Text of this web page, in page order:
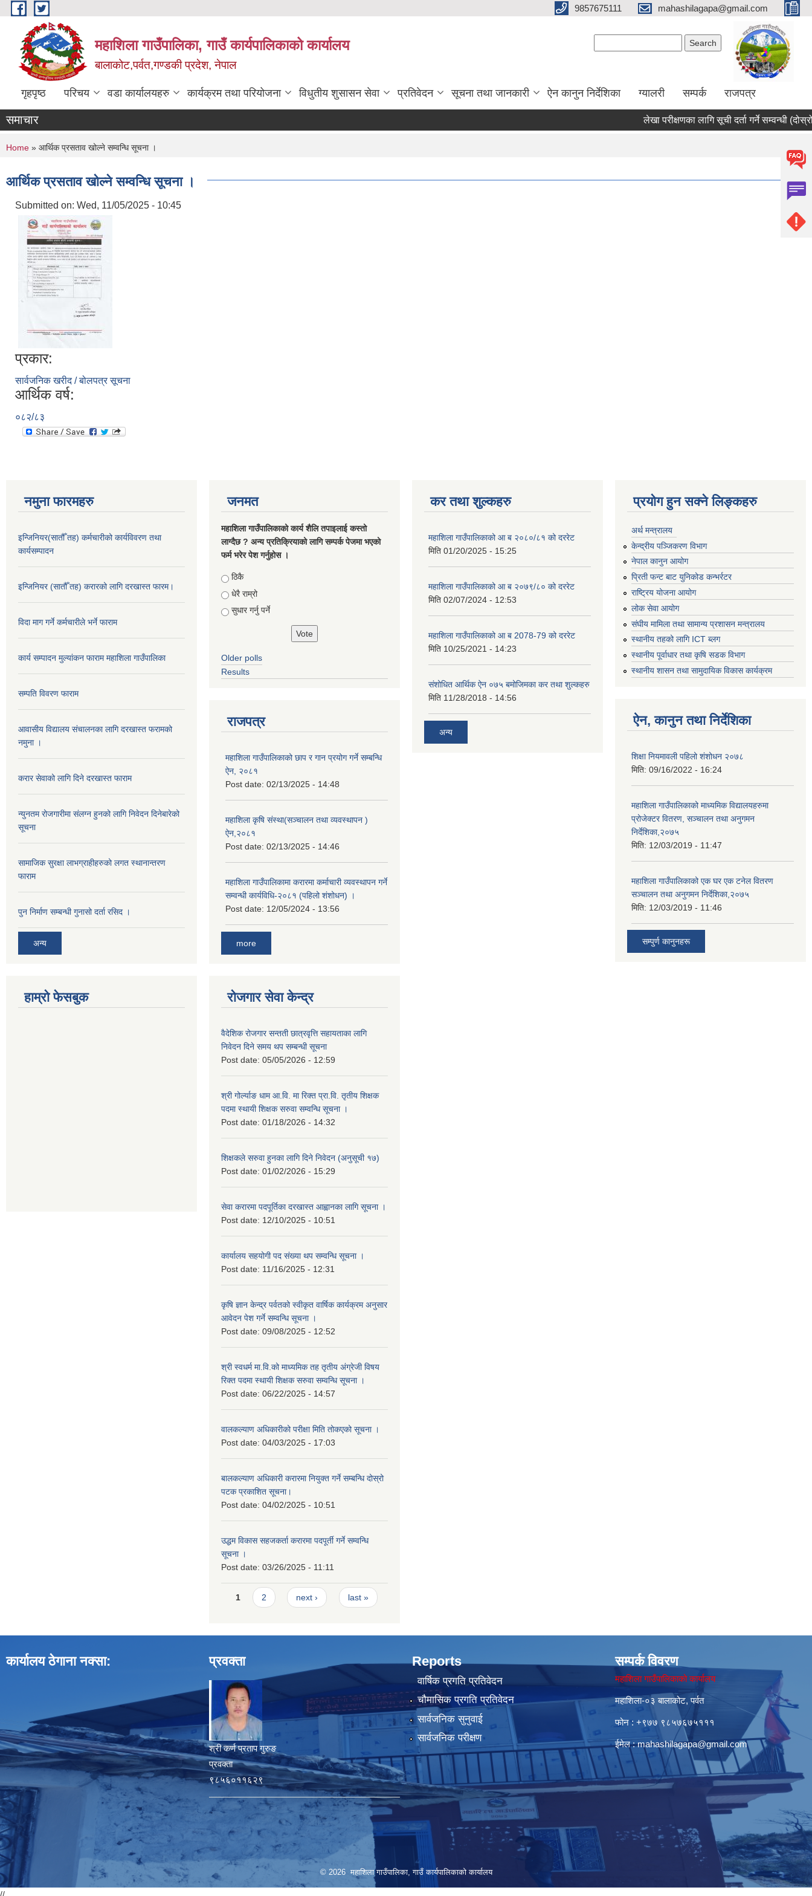
Skip to main content 9857675111 mahashilagapa@gmail.com
महाशिला गाउँपालिका, गाउँ कार्यपालिकाको कार्यालय
बालाकोट,पर्वत,गण्डकी प्रदेश, नेपाल
गृहपृष्ठ परिचय वडा कार्यालयहरु कार्यक्रम तथा परियोजना विधुतीय शुसासन सेवा प्रतिवेदन सूचना तथा जानकारी ऐन कानुन निर्देशिका ग्यालरी सम्पर्क राजपत्र
समाचार लेखा परीक्षणका लागि सूची दर्ता गर्ने सम्वन्धी (दोस्रो
You are here
Home » आर्थिक प्रसताव खोल्ने सम्वन्धि सूचना ।
आर्थिक प्रसताव खोल्ने सम्वन्धि सूचना ।
Submitted on: Wed, 11/05/2025 - 10:45
प्रकार:
सार्वजनिक खरीद / बोलपत्र सूचना
आर्थिक वर्ष:
०८२/८३
नमुना फारमहरु
इन्जिनियर(सातौँ तह) कर्मचारीको कार्यविवरण तथा
कार्यसम्पादन
इन्जिनियर (सातौँ तह) करारको लागि दरखास्त फारम।
विदा माग गर्ने कर्मचारीले भर्ने फाराम
कार्य सम्पादन मुल्यांकन फाराम महाशिला गाउँपालिका
सम्पति विवरण फाराम
आवासीय विद्यालय संचालनका लागि दरखास्त फरामको
नमुना ।
करार सेवाको लागि दिने दरखास्त फाराम
न्युनतम रोजगारीमा संलग्न हुनको लागि निवेदन दिनेबारेको
सूचना
सामाजिक सुरक्षा लाभग्राहीहरुको लगत स्थानान्तरण
फाराम
पुन निर्माण सम्बन्धी गुनासो दर्ता रसिद ।
अन्य
जनमत
महाशिला गाउँपालिकाको कार्य शैलि तपाइलाई कस्तो
लाग्दैछ ? अन्य प्रतिक्रियाको लागि सम्पर्क पेजमा भएको
फर्म भरेर पेश गर्नुहोस ।
Choices
ठिकै
धेरै राम्रो
सुधार गर्नु पर्ने
Older polls
Results
राजपत्र
महाशिला गाउँपालिकाको छाप र गान प्रयोग गर्ने सम्बन्धि
ऐन, २०८१
Post date: 02/13/2025 - 14:48
महाशिला कृषि संस्था(सञ्चालन तथा व्यवस्थापन )
ऐन,२०८१
Post date: 02/13/2025 - 14:46
महाशिला गाउँपालिकामा करारमा कर्माचारी व्यवस्थापन गर्ने
सम्वन्धी कार्यविधि-२०८१ (पहिलो शंशोधन) ।
Post date: 12/05/2024 - 13:56
more
कर तथा शुल्कहरु
महाशिला गाउँपालिकाको आ ब २०८०/८१ को दररेट
मिति 01/20/2025 - 15:25
महाशिला गाउँपालिकाको आ ब २०७९/८० को दररेट
मिति 02/07/2024 - 12:53
महाशिला गाउँपालिकाको आ ब 2078-79 को दररेट
मिति 10/25/2021 - 14:23
संशोधित आर्थिक ऐन ०७५ बमोजिमका कर तथा शुल्कहरु
मिति 11/28/2018 - 14:56
अन्य
प्रयोग हुन सक्ने लिङ्कहरु
अर्थ मन्त्रालय
केन्द्रीय पञ्जिकरण विभाग
नेपाल कानुन आयोग
प्रिती फन्ट बाट युनिकोड कन्भर्रटर
राष्ट्रिय योजना आयोग
लोक सेवा आयोग
संघीय मामिला तथा सामान्य प्रशासन मन्त्रालय
स्थानीय तहको लागि ICT ब्लग
स्थानीय पूर्वाधार तथा कृषि सडक विभाग
स्थानीय शासन तथा सामुदायिक विकास कार्यक्रम
ऐन, कानुन तथा निर्देशिका
शिक्षा नियमावली पहिलो शंशोधन २०७८
मिति: 09/16/2022 - 16:24
महाशिला गाउँपालिकाको माध्यमिक विद्यालयहरुमा
प्रोजेक्टर वितरण, सञ्चालन तथा अनुगमन
निर्देशिका,२०७५
मिति: 12/03/2019 - 11:47
महाशिला गाउँपालिकाको एक घर एक टनेल वितरण
सञ्चालन तथा अनुगमन निर्देशिका,२०७५
मिति: 12/03/2019 - 11:46
सम्पुर्ण कानुनहरू
हाम्रो फेसबुक रोजगार सेवा केन्द्र
वैदेशिक रोजगार सन्तती छात्रवृत्ति सहायताका लागि
निवेदन दिने समय थप सम्बन्धी सूचना
Post date: 05/05/2026 - 12:59
श्री गोर्ल्याङ धाम आ.वि. मा रिक्त प्रा.वि. तृतीय शिक्षक
पदमा स्थायी शिक्षक सरुवा सम्वन्धि सूचना ।
Post date: 01/18/2026 - 14:32
शिक्षकले सरुवा हुनका लागि दिने निवेदन (अनुसूची १७)
Post date: 01/02/2026 - 15:29
सेवा करारमा पदपूर्तिका दरखास्त आह्वानका लागि सूचना ।
Post date: 12/10/2025 - 10:51
कार्यालय सहयोगी पद संख्या थप सम्वन्धि सूचना ।
Post date: 11/16/2025 - 12:31
कृषि ज्ञान केन्द्र पर्वतको स्वीकृत वार्षिक कार्यक्रम अनुसार
आवेदन पेश गर्ने सम्वन्धि सूचना ।
Post date: 09/08/2025 - 12:52
श्री स्वधर्म मा.वि.को माध्यमिक तह तृतीय अंग्रेजी विषय
रिक्त पदमा स्थायी शिक्षक सरुवा सम्वन्धि सूचना ।
Post date: 06/22/2025 - 14:57
वालकल्याण अधिकारीको परीक्षा मिति तोकएको सूचना ।
Post date: 04/03/2025 - 17:03
बालकल्याण अधिकारी करारमा नियुक्त गर्ने सम्बन्धि दोस्रो
पटक प्रकाशित सूचना।
Post date: 04/02/2025 - 10:51
उद्धम विकास सहजकर्ता करारमा पदपूर्ती गर्ने सम्वन्धि
सूचना ।
Post date: 03/26/2025 - 11:11
Pages
1 2 next › last »
कार्यालय ठेगाना नक्सा: प्रवक्ता
श्री कर्ण प्रताप गुरुङ
प्रवक्ता
९८५६०११६२९
Reports
वार्षिक प्रगति प्रतिवेदन
चौमासिक प्रगति प्रतिवेदन
सार्वजनिक सुनुवाई
सार्वजनिक परीक्षण
सम्पर्क विवरण
महाशिला गाउँपालिकाको कार्यालय
महाशिला-०३ बालाकोट, पर्वत
फोन : ‌+९७७ ९८५७६७५१११
ईमेल :mahashilagapa@gmail.com
© 2026 महाशिला गाउँपालिका, गाउँ कार्यपालिकाको कार्यालय
//